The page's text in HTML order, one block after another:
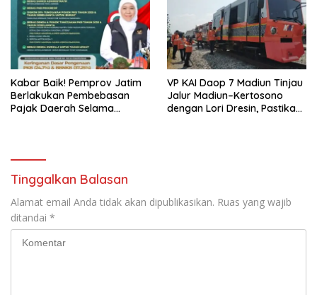
Kabar Baik! Pemprov Jatim
Berlakukan Pembebasan
Pajak Daerah Selama
VP KAI Daop 7 Madiun Tinjau
Jalur Madiun–Kertosono
dengan Lori Dresin, Pastikan
Tinggalkan Balasan
Alamat email Anda tidak akan dipublikasikan. Ruas yang wajib
ditandai *